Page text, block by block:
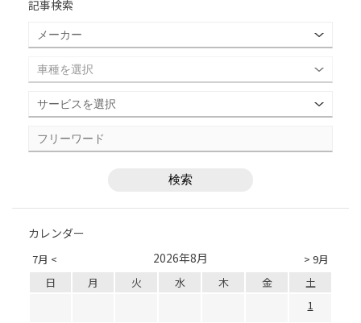
記事検索
カレンダー
7月 < > 9月
2026年8月
日 月 火 水 木 金
土
1